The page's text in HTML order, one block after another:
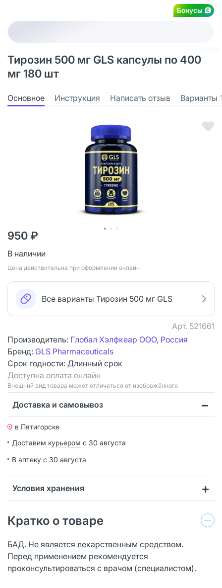
Бонусы
Тирозин 500 мг GLS капсулы по 400
мг 180 шт
Основное Инструкция Написать отзыв Варианты
950 ₽
В наличии
Цена действительна при оформлении онлайн
Все варианты Тирозин 500 мг GLS
Арт. 521661
Производитель: Глобал Хэлфкеар ООО, Россия
Бренд: GLS Pharmaceuticals
Срок годности: Длинный срок
Доступна оплата онлайн
Bнешний вид товара может отличаться от изображённого
Доставка и самовывоз
в Пятигорске
Доставим курьером с 30 августа
В аптеку с 30 августа
Условия хранения
Кратко о товаре
БАД. Не является лекарственным средством.
Перед применением рекомендуется
проконсультироваться с врачом (специалистом).